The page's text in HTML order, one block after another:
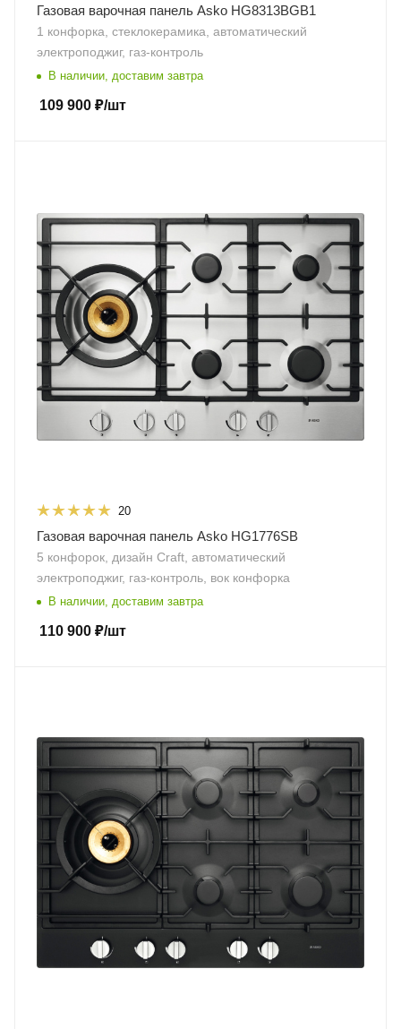
Газовая варочная панель Asko HG8313BGB1
1 конфорка, стеклокерамика, автоматический
электроподжиг, газ-контроль
В наличии, доставим завтра
109 900 ₽/шт
20
Газовая варочная панель Asko HG1776SB
5 конфорок, дизайн Craft, автоматический
электроподжиг, газ-контроль, вок конфорка
В наличии, доставим завтра
110 900 ₽/шт